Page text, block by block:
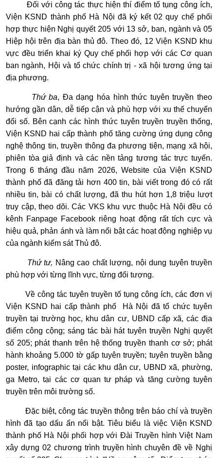
Đối với công tác thực hiện thí điểm tố tụng công ích,
Viện KSND thành phố Hà Nội đã ký kết 02 quy chế phối
hợp thực hiện Nghị quyết 205 với 13 sở, ban, ngành và 05
Hiệp hội trên địa bàn thủ đô. Theo đó, 12 Viện KSND khu
vực đều triển khai ký Quy chế phối hợp với các Cơ quan
ban ngành, Hội và tổ chức chính trị - xã hội tương ứng tại
địa phương.
Thứ ba, Đa dạng hóa hình thức tuyên truyền theo
hướng gần dân, dễ tiếp cận và phù hợp với xu thế chuyển
đổi số. Bên cạnh các hình thức tuyên truyền truyền thống,
Viện KSND hai cấp thành phố tăng cường ứng dụng công
nghệ thông tin, truyền thông đa phương tiện, mạng xã hội,
phiên tòa giả định và các nền tảng tương tác trực tuyến.
Trong 6 tháng đầu năm 2026, Website của Viện KSND
thành phố đã đăng tải hơn 400 tin, bài viết trong đó có rất
nhiều tin, bài có chất lượng, đã thu hút hơn 1,8 triệu lượt
truy cập, theo dõi. Các VKS khu vực thuộc Hà Nội đều có
kênh Fanpage Facebook riêng hoạt động rất tích cực và
hiệu quả, phản ánh và làm nổi bật các hoạt động nghiệp vụ
của ngành kiểm sát Thủ đô.
Thứ tư, Nâng cao chất lượng, nội dung tuyên truyền
phù hợp với từng lĩnh vực, từng đối tượng.
Về công tác tuyên truyền tố tụng công ích, các đơn vị
Viện KSND hai cấp thành phố Hà Nội đã tổ chức tuyên
truyền tại trường học, khu dân cư, UBND cấp xã, các địa
điểm công cộng; sáng tác bài hát tuyên truyền Nghị quyết
số 205; phát thanh trên hệ thống truyền thanh cơ sở; phát
hành khoảng 5.000 tờ gấp tuyên truyền; tuyên truyền bằng
poster, infographic tại các khu dân cư, UBND xã, phường,
ga Metro, tại các cơ quan tư pháp và tăng cường tuyên
truyền trên môi trường số.
Đặc biệt, công tác truyền thông trên báo chí và truyền
hình đã tạo dấu ấn nổi bật. Tiêu biểu là việc Viện KSND
thành phố Hà Nội phối hợp với Đài Truyền hình Việt Nam
xây dựng 02 chương trình truyền hình chuyên đề về Nghị